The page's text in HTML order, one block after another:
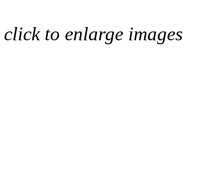
click to enlarge images